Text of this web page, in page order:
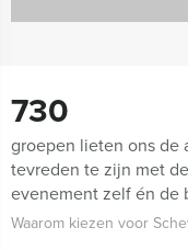
730
groepen lieten ons de
tevreden te zijn met
evenement zelf én de
Waarom kiezen voor